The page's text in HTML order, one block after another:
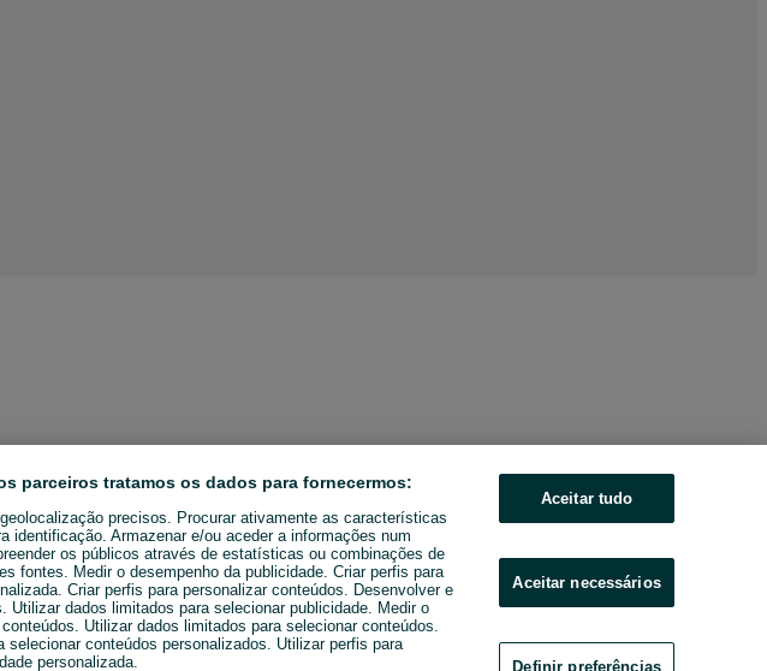
parceiros tratamos os dados para fornecermos:
precisos. Procurar ativamente as características
identificação. Armazenar e/ou aceder a informações num
os públicos através de estatísticas ou combinações de
fontes. Medir o desempenho da publicidade. Criar perfis para
Criar perfis para personalizar conteúdos. Desenvolver e
Utilizar dados limitados para selecionar publicidade. Medir o
Utilizar dados limitados para selecionar conteúdos.
selecionar conteúdos personalizados. Utilizar perfis para
personalizada.
Aceitar tudo
Aceitar necessários
Definir preferências